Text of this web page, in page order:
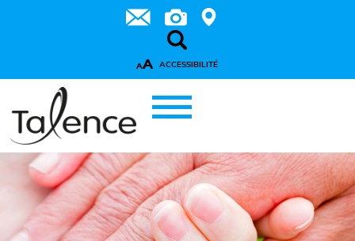
AA ACCESSIBILITÉ